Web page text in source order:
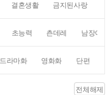
결혼생활 금지된사랑
초능력 츤데레 남장여자
드라마화 영화화 단편
전체해제